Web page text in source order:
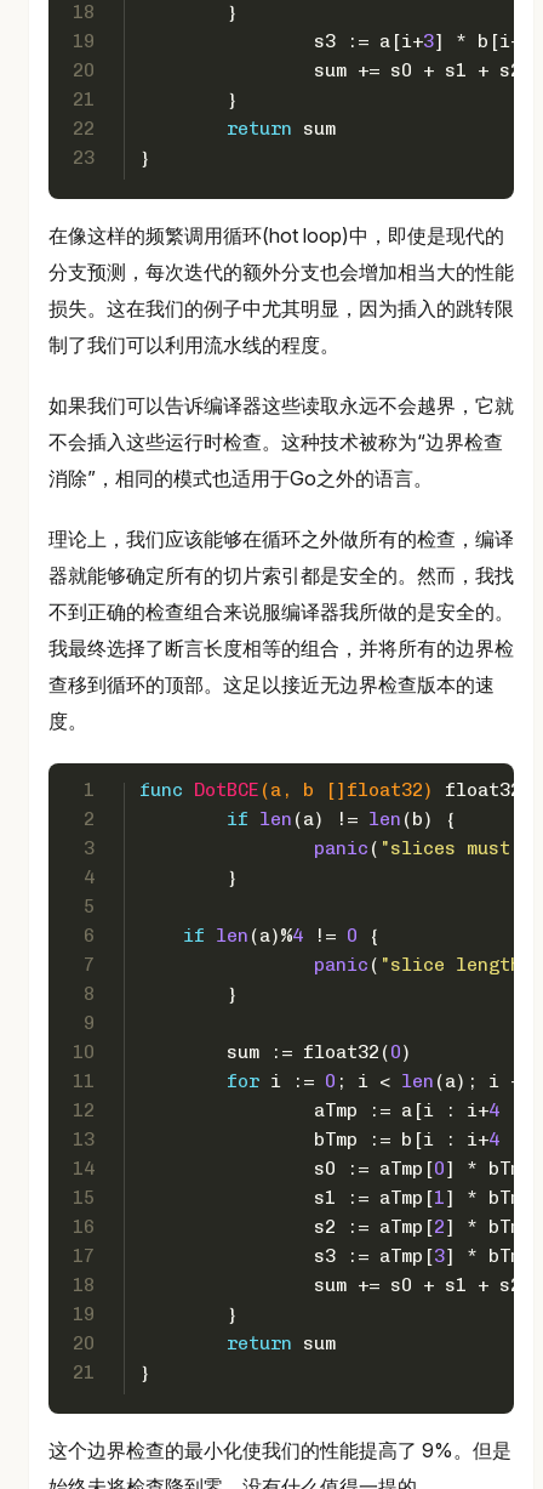
18
19
20
21
22
23
        }
		s3 := a[i+
3] * b[i+
sum += s0 + s1 + s2
	}
return sum
}
在像这样的频繁调用循环(hot loop)中，即使是现代的
分支预测，每次迭代的额外分支也会增加相当大的性能
损失。这在我们的例子中尤其明显，因为插入的跳转限
制了我们可以利用流水线的程度。
如果我们可以告诉编译器这些读取永远不会越界，它就
不会插入这些运行时检查。这种技术被称为“边界检查
消除”，相同的模式也适用于Go之外的语言。
理论上，我们应该能够在循环之外做所有的检查，编译
器就能够确定所有的切片索引都是安全的。然而，我找
不到正确的检查组合来说服编译器我所做的是安全的。
我最终选择了断言长度相等的组合，并将所有的边界检
查移到循环的顶部。这足以接近无边界检查版本的速
度。
1
2
3
4
5
6
7
8
9
10
11
12
13
14
15
16
17
18
19
20
21
func DotBCE (a, b [] float32) float32
if
len (a) != len (b) {
panic ( "slices must
	}
if len (a)%4 != 0 {
panic ( "slice length
	}
	sum :=
float32 (0)
for i := 0 ; i < len (a); i +=
		aTmp := a[i : i+
4
		bTmp := b[i : i+
4
		s0 := aTmp[
0] * bTmp[
		s1 := aTmp[
1] * bTmp[
		s2 := aTmp[
2] * bTmp[
		s3 := aTmp[
3] * bTmp[
sum += s0 + s1 + s2
	}
return sum
}
这个边界检查的最小化使我们的性能提高了 9%。但是